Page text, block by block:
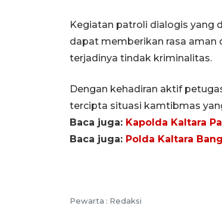
Kegiatan patroli dialogis yang
dapat memberikan rasa aman
terjadinya tindak kriminalitas.
Dengan kehadiran aktif
tercipta situasi kamtibmas
Baca juga: Kapolda Kaltara
Baca juga: Polda Kaltara
Pewarta : Redaksi